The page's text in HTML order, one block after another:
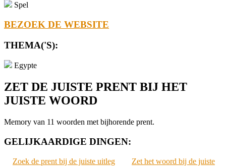
Spel
BEZOEK DE WEBSITE
THEMA('S):
Egypte
ZET DE JUISTE PRENT BIJ HET
JUISTE WOORD
Memory van 11 woorden met bijhorende prent.
GELIJKAARDIGE DINGEN:
Zoek de prent bij de juiste uitleg
Zet het woord bij de juiste